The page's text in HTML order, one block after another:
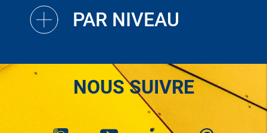
PAR NIVEAU
NOUS SUIVRE